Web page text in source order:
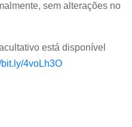
sem alterações no
está disponível
bit.ly/4voLh3O